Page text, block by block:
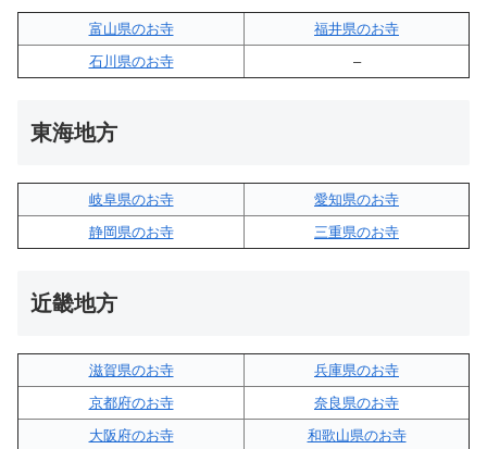
富山県のお寺
福井県のお寺
石川県のお寺
–
東海地方
岐阜県のお寺
愛知県のお寺
静岡県のお寺
三重県のお寺
近畿地方
滋賀県のお寺
兵庫県のお寺
京都府のお寺
奈良県のお寺
大阪府のお寺
和歌山県のお寺